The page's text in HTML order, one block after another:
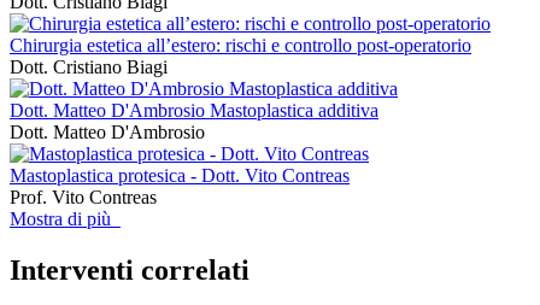
Chirurgia estetica all’estero: rischi e controllo post-operatorio
Dott. Cristiano Biagi
Dott. Matteo D'Ambrosio Mastoplastica additiva
Dott. Matteo D'Ambrosio
Mastoplastica protesica - Dott. Vito Contreas
Prof. Vito Contreas
Mostra di più
Interventi correlati